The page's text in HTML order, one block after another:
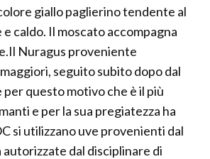
giallo paglierino tendente al
caldo. Il moscato accompagna
Nuragus proveniente
seguito subito dopo dal
questo motivo che è il più
e per la sua pregiatezza ha
si utilizzano uve provenienti dal
dal disciplinare di